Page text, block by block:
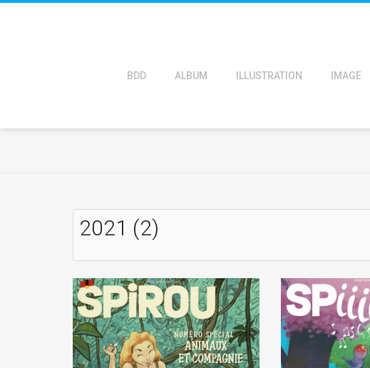
BDD ALBUM ILLUSTRATION IMAGE
2021 (2)